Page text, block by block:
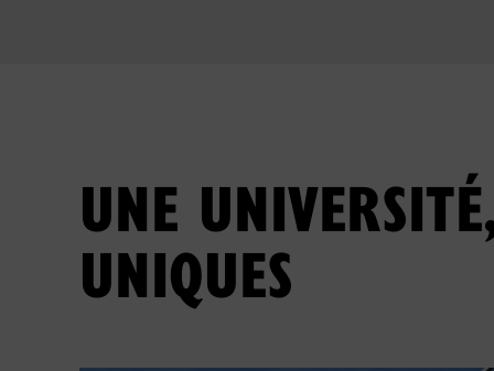
UNE
UNIQUES